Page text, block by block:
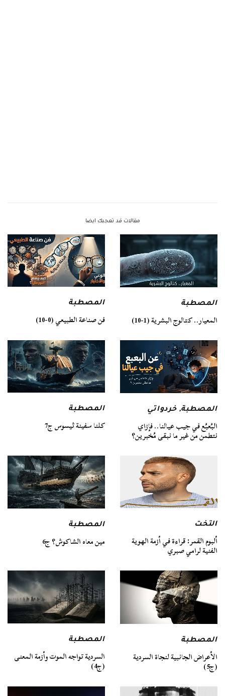
مقالات قد تعجبك ايضا
المصطبة
المعيار.. كتالوج البشرية (1-10)
المصطبة
فن صناعة الطبيعي (0-10)
المصطبة,خردواتي
البُعبُع في جيب عيالنا.. فإزاي
نتطمن من غير ما نبقى مُخبرين؟
المصطبة
كلنا سفينة ثيسوس ج7
التخت
ألبوم القمر: قراءة في أزمة الهوية
الفنية لرامي صبري
المصطبة
مين معاه الشاكوش؟ ج6
المصطبة
الأعراض الجانبية لنجاة السردية
(ج5)
المصطبة
السردية تواجه الموت وأزمة المعنى
(ج4)